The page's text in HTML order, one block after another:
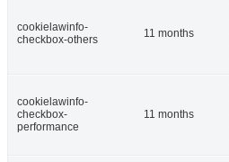
cookielawinfo-
checkbox-others
11 months
cookielawinfo-
checkbox-
performance
11 months